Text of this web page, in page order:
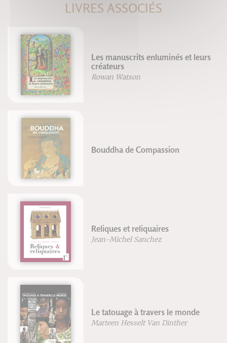
LIVRES ASSOCIÉS
Les manuscrits enluminés et leurs
créateurs
Rowan Watson
Bouddha de Compassion
Reliques et reliquaires
Jean-Michel Sanchez
Le tatouage à travers le monde
Marteen Hesselt Van Dinther